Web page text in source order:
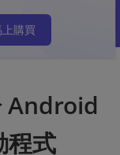
購買
Android
程式